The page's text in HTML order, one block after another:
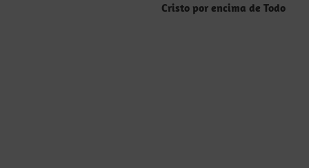
Cristo por encima de Todo